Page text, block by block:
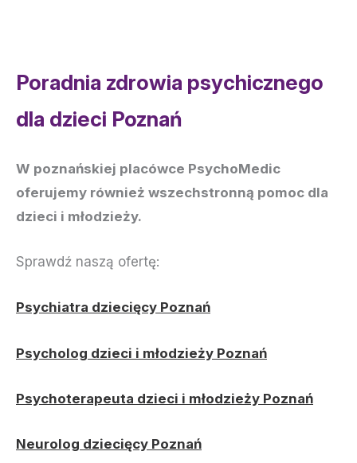
Poradnia zdrowia psychicznego
dla dzieci Poznań
W poznańskiej placówce PsychoMedic
oferujemy również wszechstronną pomoc dla
dzieci i młodzieży.
Sprawdź naszą ofertę:
Psychiatra dziecięcy Poznań
Psycholog dzieci i młodzieży Poznań
Psychoterapeuta dzieci i młodzieży Poznań
Neurolog dziecięcy Poznań